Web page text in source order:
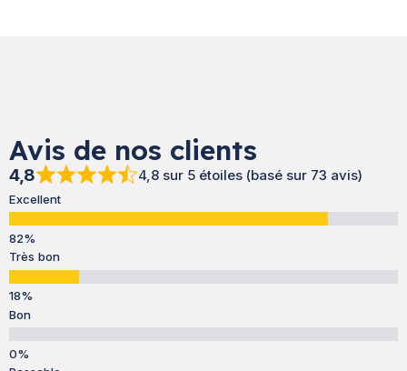
Avis de nos clients
4,8 4,8 sur 5 étoiles (basé sur 73 avis)
Excellent
Très bon
Bon